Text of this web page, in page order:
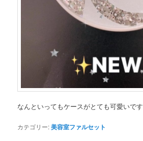
なんといってもケースがとても可愛いです
カテゴリー:美容室ファルセット